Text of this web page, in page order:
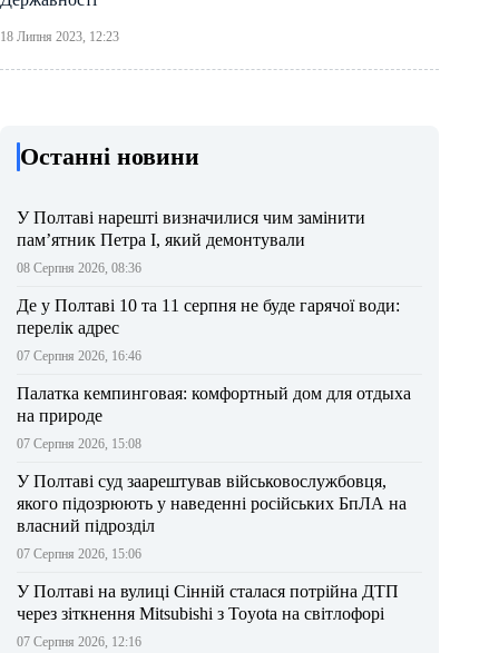
18 Липня 2023, 12:23
Останні новини
У Полтаві нарешті визначилися чим замінити
пам’ятник Петра І, який демонтували
08 Серпня 2026, 08:36
Де у Полтаві 10 та 11 серпня не буде гарячої води:
перелік адрес
07 Серпня 2026, 16:46
Палатка кемпинговая: комфортный дом для отдыха
на природе
07 Серпня 2026, 15:08
У Полтаві суд заарештував військовослужбовця,
якого підозрюють у наведенні російських БпЛА на
власний підрозділ
07 Серпня 2026, 15:06
У Полтаві на вулиці Сінній сталася потрійна ДТП
через зіткнення Mitsubishi з Toyota на світлофорі
07 Серпня 2026, 12:16